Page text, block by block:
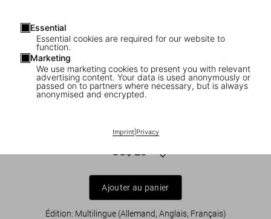
Essential
Essential cookies are required for our website to
function.
Marketing
We use marketing cookies to present you with relevant
advertising content. Your data is used anonymously or
passed on to partners where necessary, but is always
anonymised and encrypted.
Imprint| Privacy
1/8
1000 Pin-Up Girls
US$ 25
Ajouter au panier
Édition: Multilingue (Allemand, Anglais, Français)